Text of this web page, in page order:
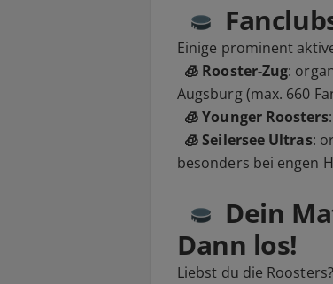
Einige prominent
🧊 Rooster-Zug:
Augsburg (max. 660
🧊 Younger Roosters
🧊 Seilersee Ultras:
besonders bei engen
Dein
Dann los!
Liebst du die